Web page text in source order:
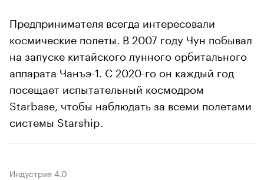
Предпринимателя всегда интересовали
космические полеты. В 2007 году Чун побывал
на запуске китайского лунного орбитального
аппарата Чанъэ-1. С 2020-го он каждый год
посещает испытательный космодром
Starbase, чтобы наблюдать за всеми полетами
системы Starship.
Индустрия 4.0